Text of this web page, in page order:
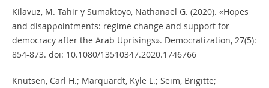
Kilavuz, M. Tahir y Sumaktoyo, Nathanael G. (2020). «Hopes
and disappointments: regime change and support for
democracy after the Arab Uprisings». Democratization, 27(5):
854-873. doi: 10.1080/13510347.2020.1746766
Knutsen, Carl H.; Marquardt, Kyle L.; Seim, Brigitte;